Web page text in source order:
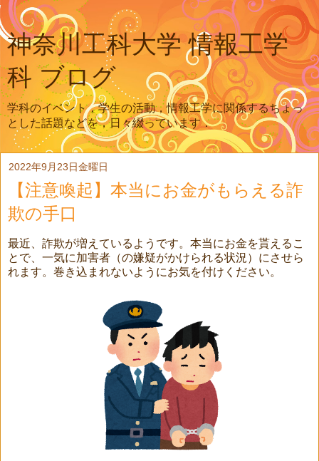
神奈川工科大学 情報工学
科 ブログ
学科のイベント，学生の活動，情報工学に関係するちょっ
とした話題などを，日々綴っています．
2022年9月23日金曜日
【注意喚起】本当にお金がもらえる詐
欺の手口
最近、詐欺が増えているようです。本当にお金を貰えるこ
とで、一気に加害者（の嫌疑がかけられる状況）にさせら
れます。巻き込まれないようにお気を付けください。